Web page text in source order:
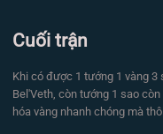
Cuối trận
Khi có được 1 tướng 1 vàng 3
Bel'Veth, còn tướng 1 sao
hóa vàng nhanh chóng mà